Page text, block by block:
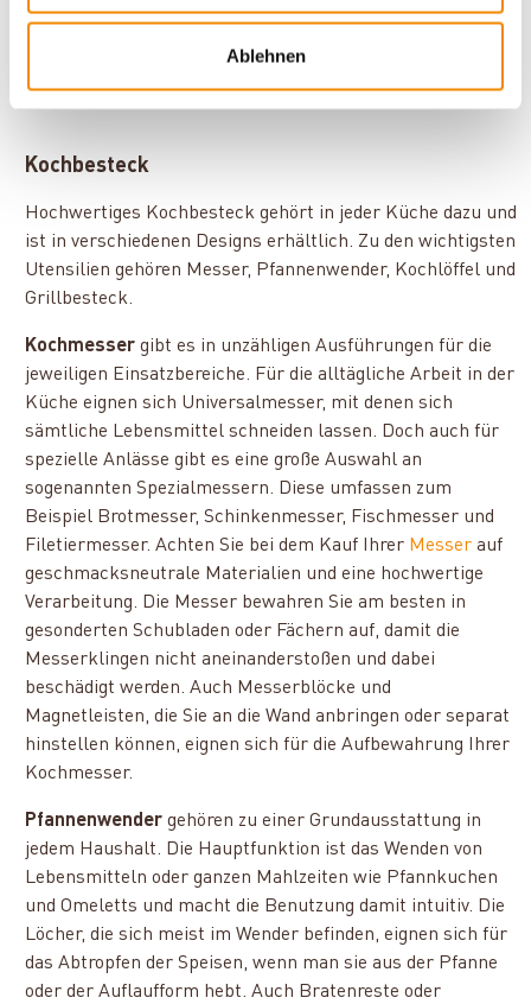
Ablehnen
Servieren an.
Kochbesteck
Hochwertiges Kochbesteck gehört in jeder Küche dazu und
ist in verschiedenen Designs erhältlich. Zu den wichtigsten
Utensilien gehören Messer, Pfannenwender, Kochlöffel und
Grillbesteck.
Kochmesser gibt es in unzähligen Ausführungen für die
jeweiligen Einsatzbereiche. Für die alltägliche Arbeit in der
Küche eignen sich Universalmesser, mit denen sich
sämtliche Lebensmittel schneiden lassen. Doch auch für
spezielle Anlässe gibt es eine große Auswahl an
sogenannten Spezialmessern. Diese umfassen zum
Beispiel Brotmesser, Schinkenmesser, Fischmesser und
Filetiermesser. Achten Sie bei dem Kauf Ihrer Messer auf
geschmacksneutrale Materialien und eine hochwertige
Verarbeitung. Die Messer bewahren Sie am besten in
gesonderten Schubladen oder Fächern auf, damit die
Messerklingen nicht aneinanderstoßen und dabei
beschädigt werden. Auch Messerblöcke und
Magnetleisten, die Sie an die Wand anbringen oder separat
hinstellen können, eignen sich für die Aufbewahrung Ihrer
Kochmesser.
Pfannenwender gehören zu einer Grundausstattung in
jedem Haushalt. Die Hauptfunktion ist das Wenden von
Lebensmitteln oder ganzen Mahlzeiten wie Pfannkuchen
und Omeletts und macht die Benutzung damit intuitiv. Die
Löcher, die sich meist im Wender befinden, eignen sich für
das Abtropfen der Speisen, wenn man sie aus der Pfanne
oder der Auflaufform hebt. Auch Bratenreste oder